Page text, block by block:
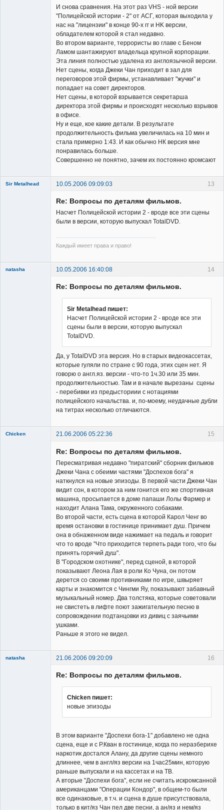
И снова сравнения. На этот раз VHS - ной версии
"Полицейской истории - 2" от АСГ, которая выходила у
нас на "лицензии" в конце 90-х гг и HK версии,
обладателем которой я стал недавно.
Во втором варианте, террористы во главе с Беном
Ламом шантажируют владельца крупной корпорации.
Эта линия полностью удалена из англоязычной версии.
Нет сцены, когда Джеки Чан приходит в зал для
переговоров этой фирмы, устанавливает "жучки" и
попадает на совет директоров.
Нет сцены, в которой взрывается секретарша
директора этой фирмы и происходят несколько взрывов
в офисе.
Ну и еще, кое какие детали. В результате
продолжительность фильма увеличилась на 10 мин и
стала примерно 1:43. И как обычно НК версия мне
понравилась больше.
Совершенно не понятно, зачем их постоянно кромсают
13
Sir Metalhead
10.05.2006 09:09:03
Re: Вопросы по деталям фильмов.
Насчет Полицейской истории 2 - вроде все эти сцены
были в версии, которую выпускал TotalDVD.
Каждый имеет права и право!
14
natasha 10.05.2006 16:40:08
Re: Вопросы по деталям фильмов.
Sir Metalhead пишет:
Насчет Полицейской истории 2 - вроде все эти
сцены были в версии, которую выпускал
TotalDVD.
Да, у TotalDVD эта версия. Но в старых видеокассетах,
которые гуляли по стране с 90 года, этих сцен нет. Я
говорю о англ.яз. версии - что-то 1ч.30 или 35 мин.
продолжительностью. Там и в начале вырезаны сцены
- перебивки из предысториии с нотациями
полицейского начальства. и, по-моему, неудачные дубли
на титрах несколько отличаются.
15
Chicken
21.06.2006 05:22:36
Re: Вопросы по деталям фильмов.
Пересматривая недавно "пиратский" сборник фильмов
Джеки Чана с обеими частями "Доспехов бога" я
наткнулся на новые эпизоды. В первой части Джеки Чан
видит сон, в котором за ним гонится его же спортивная
машина, просыпается в доме папаши Лолы Фармер и
находит Алана Тама, окруженного собаками.
Во второй части, есть сцена в которой Карол Ченг во
время остановки в гостинице принимает душ. Причем
она в обнаженном виде нажимает на педаль и говорит
что то вроде "Что приходится терпеть ради того, что бы
принять горячий душ".
В "Городском охотнике", перед сценой, в которой
показывают Леона Лая в роли Ко Чуна, он потом
дерется со своими противниками по игре, швыряет
карты и знакомится с Чингми Яу, показывают забавный
музыкальный номер. Два толстяка, которые советовали
не свистеть в лифте поют зажигательную песню в
сопровождении подтанцовки из дивиц с заячьими
ушками.
Раньше я этого не видел.
16
natasha 21.06.2006 09:20:09
Re: Вопросы по деталям фильмов.
Chicken пишет:
новые эпизоды
В этом варианте "Доспехи бога-1" добавлено не одна
сцена, еще и с Р.Кван в гостинице, когда по неразберихе
наркотик достался Алану, да другие сцены немного
длиннее, чем в англ/яз версии на 1час25мин, которую
раньше выпускали и на кассетах и на ТВ.
А вторые "Доспехи бога", если не считать искромсанной
американцами "Операции Кондор", в общем-то были
все одинаковые, в т.ч. и сцена в душе присутствовала,
только в кит/яз Чан пел две песни, а ан/яз и нем/яз